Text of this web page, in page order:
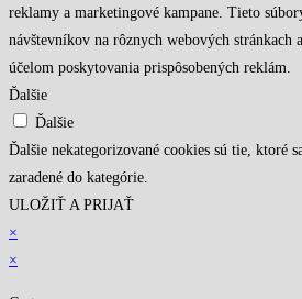
reklamy a marketingové kampane. Tieto
návštevníkov na rôznych webových stránkach
účelom poskytovania prispôsobených reklám.
Ďalšie
Ďalšie
Ďalšie nekategorizované cookies sú tie, ktoré
zaradené do kategórie.
ULOŽIŤ A PRIJAŤ
×
×